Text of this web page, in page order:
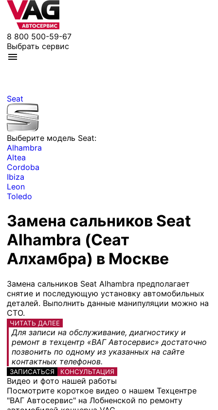
8 800 500-59-67
Выбрать сервис
Seat
Выберите модель Seat:
Alhambra
Altea
Cordoba
Ibiza
Leon
Toledo
Замена сальников Seat
Alhambra (Сеат
Алхамбра) в Москве
Замена сальников Seat Alhambra предполагает
снятие и последующую установку автомобильных
деталей. Выполнить данные манипуляции можно на
СТО.
ЧИТАТЬ ДАЛЕЕ
Для записи на обслуживание, диагностику и
ремонт в техцентр «ВАГ Автосервис» достаточно
позвонить по одному из указанных на сайте
контактных телефонов.
ЗАПИСАТЬСЯ КОНСУЛЬТАЦИЯ
Видео и фото нашей работы
Посмотрите короткое видео о нашем Техцентре
"ВАГ Автосервис" на Лобненской по ремонту